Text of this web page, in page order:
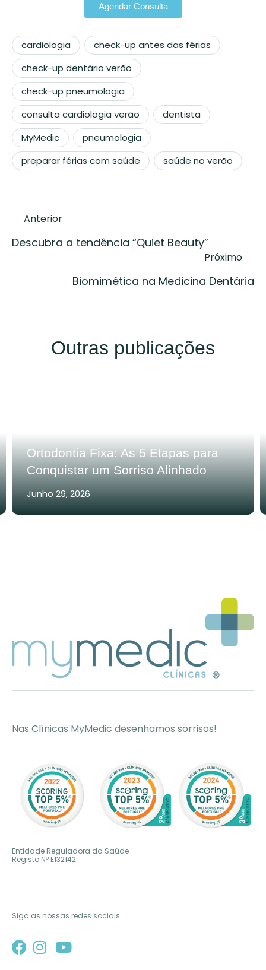
Agendar Consulta
cardiologia
check-up antes das férias
check-up dentário verão
check-up pneumologia
consulta cardiologia verão
dentista
MyMedic
pneumologia
preparar férias com saúde
saúde no verão
Anterior
Descubra a tendência “Quiet Beauty”
Próximo
Biomimética na Medicina Dentária
Outras publicações
Ortodontia Fixa: As 5 Etapas para
Conquistar um Sorriso Alinhado
Junho 29, 2026
Nas Clínicas MyMedic desenhamos sorrisos!
Entidade Reguladora da Saúde
Registo Nº E132142
Siga as nossas redes sociais: